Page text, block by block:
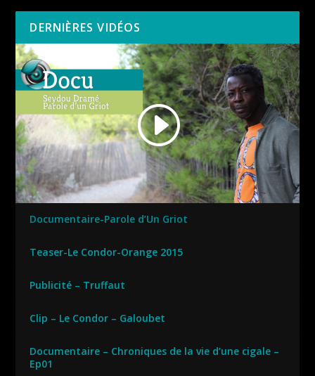
DERNIÈRES VIDÉOS
Documentaire-Parole d’Un Griot
Teaser-Le Condor-Orange 2015
Publicité – Truffaut
Clip – Le Condor – Galoubet
Documentaire – Chroniques de la vie d’une cigale –
Ep01